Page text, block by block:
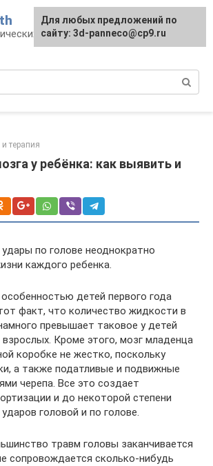
патологиях и
терапия
у ребёнка: как выявить и
по голове неоднократно
каждого ребенка.
детей первого года
факт, что количество жидкости в
превышает таковое у детей
Кроме этого, мозг младенца
коробке не жестко, поскольку
а также податливые и подвижные
черепа. Все это создает
и до некоторой степени
головой и по голове.
травм головы заканчивается
сопровождается сколько-нибудь
Для любых предложений по
сайту: 3d-panneco@cp9.ru